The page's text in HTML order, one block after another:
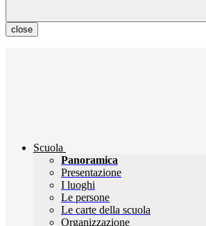
close
Scuola
Panoramica
Presentazione
I luoghi
Le persone
Le carte della scuola
Organizzazione